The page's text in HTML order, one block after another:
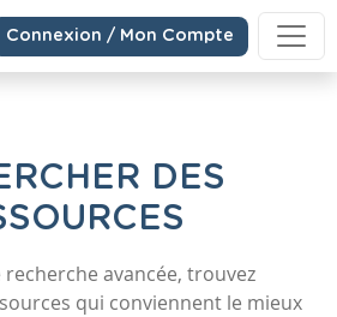
Connexion / Mon Compte
DES
avancée, trouvez
qui conviennent le mieux